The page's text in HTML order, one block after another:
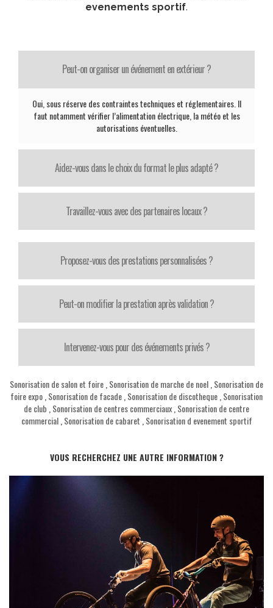
evenements sportif.
Peut-on organiser un événement en extérieur ?
Oui, sous réserve des contraintes techniques et réglementaires. Il
faut notamment vérifier l’alimentation électrique, la météo et les
autorisations éventuelles.
Aidez-vous dans le choix du format le plus adapté ?
Travaillez-vous avec des partenaires locaux ?
Proposez-vous des prestations personnalisées ?
Peut-on modifier la prestation après validation ?
Intervenez-vous pour des événements privés ?
Sonorisation de salon et foire Sonorisation de marche de noel Sonorisation de
foire expo Sonorisation de facade Sonorisation de discotheque Sonorisation
de club Sonorisation de centres commerciaux Sonorisation de centre
commercial, Sonorisation de cabaret Sonorisation d evenement sportif
VOUS RECHERCHEZ UNE AUTRE INFORMATION ?